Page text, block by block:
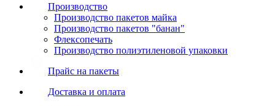
Производство
Производство пакетов майка
Производство пакетов "банан"
Флексопечать
Производство полиэтиленовой упаковки
Прайс на пакеты
Доставка и оплата